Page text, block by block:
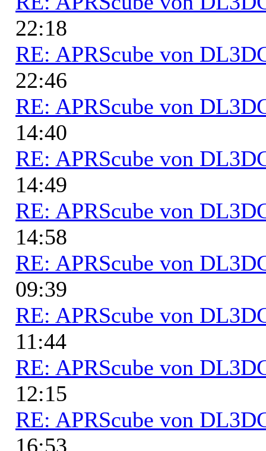
22:18
RE: APRScube von
22:46
RE: APRScube von
14:40
RE: APRScube von
14:49
RE: APRScube von
14:58
RE: APRScube von
09:39
RE: APRScube von
11:44
RE: APRScube von
12:15
RE: APRScube von
16:53